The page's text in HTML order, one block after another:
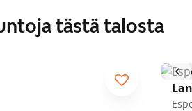
tästä talosta